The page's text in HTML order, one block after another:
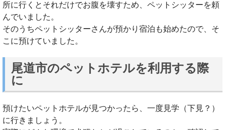
所に行くとそれだけでお腹を壊すため、ペットシッターを頼
んでいました。
そのうちペットシッターさんが預かり宿泊も始めたので、そ
こに預けていました。
尾道市のペットホテルを利用する際
に
預けたいペットホテルが見つかったら、一度見学（下見？）
に行きましょう。